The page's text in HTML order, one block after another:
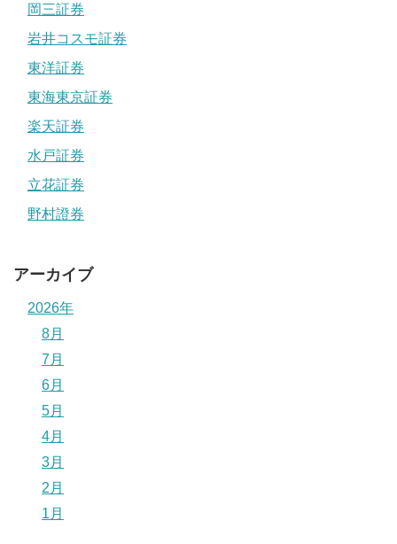
岡三証券
岩井コスモ証券
東洋証券
東海東京証券
楽天証券
水戸証券
立花証券
野村證券
アーカイブ
2026年
8月
7月
6月
5月
4月
3月
2月
1月